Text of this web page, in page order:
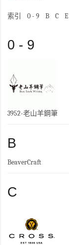
配件
137
索引 0 - 9 B C E
0 - 9
3952-老山羊鋼筆
B
BeaverCraft
C